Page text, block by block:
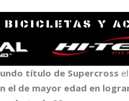
título de Supercross
el de mayor edad en